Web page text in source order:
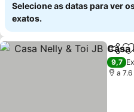
Selecione as datas para ver
exatos.
Casa
9,7
a